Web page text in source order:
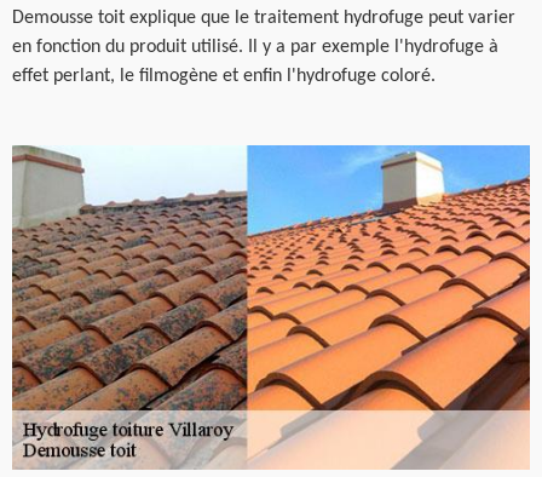
Demousse toit explique que le traitement hydrofuge peut varier
en fonction du produit utilisé. Il y a par exemple l'hydrofuge à
effet perlant, le filmogène et enfin l'hydrofuge coloré.